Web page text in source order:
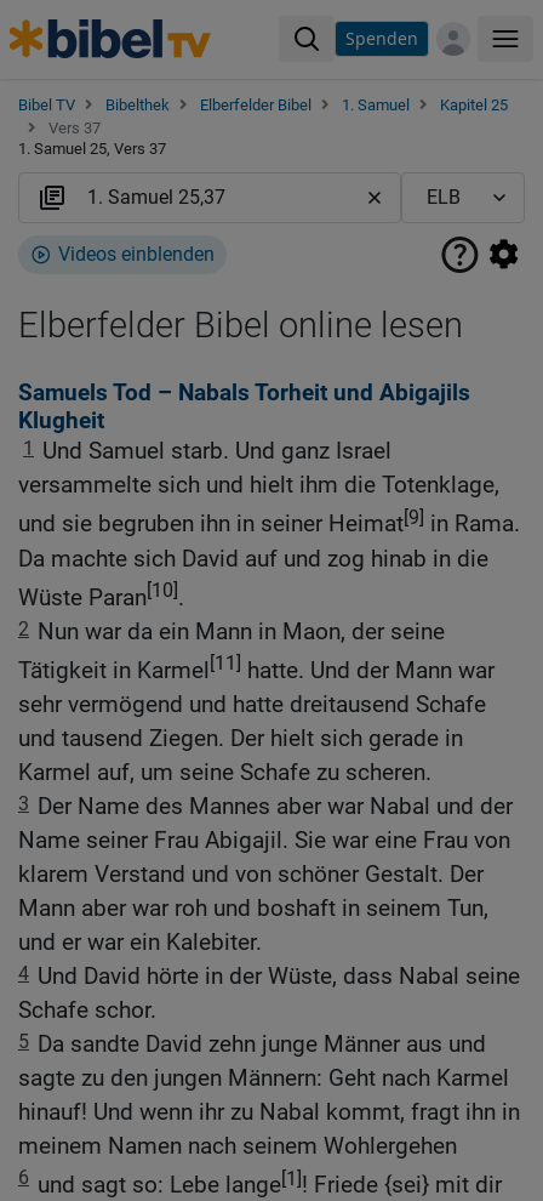
Spenden
Bibel TV Bibelthek Elberfelder Bibel 1. Samuel
Kapitel 25
Vers 37
1. Samuel 25, Vers 37
Videos einblenden
Elberfelder Bibel online lesen
Samuels Tod – Nabals Torheit und Abigajils
Klugheit
1
Und Samuel starb. Und ganz Israel
versammelte sich und hielt ihm die Totenklage,
und sie begruben ihn in seiner Heimat[9] in Rama.
Da machte sich David auf und zog hinab in die
Wüste Paran[10].
2 Nun war da ein Mann in Maon, der seine
Tätigkeit in Karmel [11] hatte. Und der Mann war
sehr vermögend und hatte dreitausend Schafe
und tausend Ziegen. Der hielt sich gerade in
Karmel auf, um seine Schafe zu scheren.
3 Der Name des Mannes aber war Nabal und der
Name seiner Frau Abigajil. Sie war eine Frau von
klarem Verstand und von schöner Gestalt. Der
Mann aber war roh und boshaft in seinem Tun,
und er war ein Kalebiter.
4 Und David hörte in der Wüste, dass Nabal seine
Schafe schor.
5 Da sandte David zehn junge Männer aus und
sagte zu den jungen Männern: Geht nach Karmel
hinauf! Und wenn ihr zu Nabal kommt, fragt ihn in
meinem Namen nach seinem Wohlergehen
6 und sagt so: Lebe lange[1]! Friede {sei} mit dir